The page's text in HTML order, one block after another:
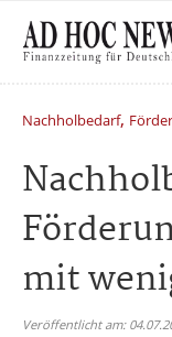
Nachholbedarf,
mit
Veröffentlicht am: